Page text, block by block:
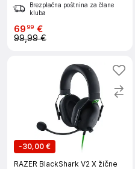
Brezplačna poštnina za člane
kluba
6999 €
99,99 €
-30,00 €
RAZER BlackShark V2 X žične